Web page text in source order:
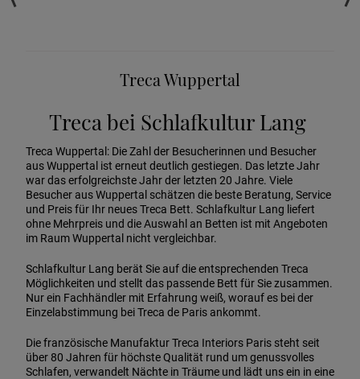
Treca Wuppertal
Treca bei Schlafkultur Lang
Treca Wuppertal: Die Zahl der Besucherinnen und Besucher
aus Wuppertal ist erneut deutlich gestiegen. Das letzte Jahr
war das erfolgreichste Jahr der letzten 20 Jahre. Viele
Besucher aus Wuppertal schätzen die beste Beratung, Service
und Preis für Ihr neues Treca Bett. Schlafkultur Lang liefert
ohne Mehrpreis und die Auswahl an Betten ist mit Angeboten
im Raum Wuppertal nicht vergleichbar.
Schlafkultur Lang berät Sie auf die entsprechenden Treca
Möglichkeiten und stellt das passende Bett für Sie zusammen.
Nur ein Fachhändler mit Erfahrung weiß, worauf es bei der
Einzelabstimmung bei Treca de Paris ankommt.
Die französische Manufaktur Treca Interiors Paris steht seit
über 80 Jahren für höchste Qualität rund um genussvolles
Schlafen, verwandelt Nächte in Träume und lädt uns ein in eine